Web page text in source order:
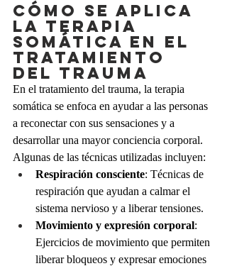
Cómo se aplica
la terapia
somática en el
tratamiento
del trauma
En el tratamiento del trauma, la terapia
somática se enfoca en ayudar a las personas
a reconectar con sus sensaciones y a
desarrollar una mayor conciencia corporal.
Algunas de las técnicas utilizadas incluyen:
Respiración consciente: Técnicas de
respiración que ayudan a calmar el
sistema nervioso y a liberar tensiones.
Movimiento y expresión corporal:
Ejercicios de movimiento que permiten
liberar bloqueos y expresar emociones